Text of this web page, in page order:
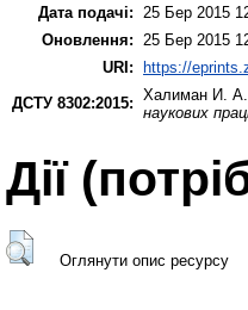
Дата подачі: 25 Бер 2015
Оновлення: 25 Бер 2015
URI:
https://
ДСТУ 8302:2015: Халиман И. А.
наукових
Дії
Оглянути опис ресурсу